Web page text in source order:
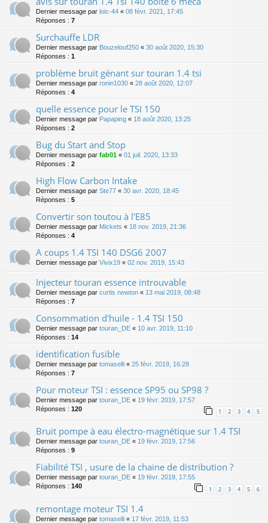
Dernier message par loic-44 « 08 févr. 2021, 17:45
Réponses : 7
Surchauffe LDR
Dernier message par Bouzelouf250 « 30 août 2020, 15:30
Réponses : 1
problème bruit génant sur touran 1.4 tsi
Dernier message par ronin1030 « 28 août 2020, 12:07
Réponses : 4
quelle essence pour le TSI 150
Dernier message par Papaping « 18 août 2020, 13:25
Réponses : 2
Bug du Start and Stop
Dernier message par fab01 « 01 juil. 2020, 13:33
Réponses : 2
High Flow Carbon Intake
Dernier message par Ste77 « 30 avr. 2020, 18:45
Réponses : 5
Convertir son toutou à l'E85
Dernier message par Mickets « 18 nov. 2019, 21:36
Réponses : 4
A coups 1.4 TSI 140 DSG6 2007
Dernier message par Vivix19 « 02 nov. 2019, 15:43
Injecteur touran essence introuvable
Dernier message par curtis newton « 13 mai 2019, 08:48
Réponses : 7
Consommation d'huile - 1.4 TSI 150
Dernier message par touran_DE « 10 avr. 2019, 11:10
Réponses : 14
identification fusible
Dernier message par tomaselli « 25 févr. 2019, 16:28
Réponses : 7
Pour moteur TSI : essence SP95 ou SP98 ?
Dernier message par touran_DE « 19 févr. 2019, 17:57
Réponses : 120 1 2 3 4 5
Bruit pompe à eau électro-magnétique sur 1.4 TSI
Dernier message par touran_DE « 19 févr. 2019, 17:56
Réponses : 9
Fiabilité TSI , usure de la chaine de distribution ?
Dernier message par touran_DE « 19 févr. 2019, 17:55
Réponses : 140 1 2 3 4 5 6
remontage moteur TSI 1.4
Dernier message par tomaselli « 17 févr. 2019, 11:53